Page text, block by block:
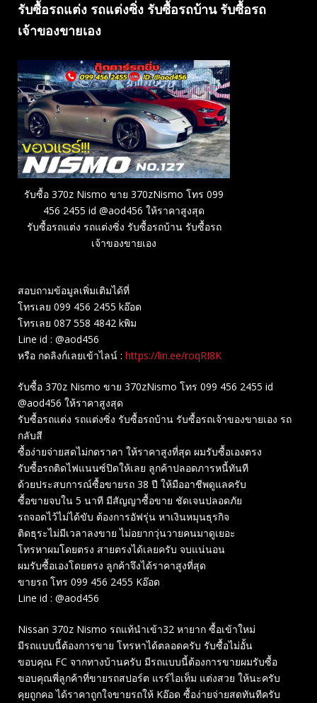
รับซื้อรถแต่ง รถแต่งซิ่ง รับซื้อรถบ้าน รับซื้อรถ
เจ้าของขายเอง
รับซื้อ 370z Nismo ขาย 370zNismo โทร 099
456 2455 id @aod456 ให้ราคาสูงสุด
รับซื้อรถแต่ง รถแต่งซิ่ง รับซื้อรถบ้าน รับซื้อรถ
เจ้าของขายเอง
สอบถามข้อมูลเพิ่มเติมได้ที่
โทรเลย 099 456 2455 kอ๊อด
โทรเลย 087 558 4842 kพิม
Line id : @aod456
หรือ กดลิงก์เลยเข้าไลน์ : https://lin.ee/roqRI8K
รับซื้อ 370z Nismo ขาย 370zNismo โทร 099 456 2455 id
@aod456 ให้ราคาสูงสุด
รับซื้อรถแต่ง รถแต่งซิ่ง รับซื้อรถบ้าน รับซื้อรถเจ้าของขายเอง รถ
กลับสี
ซื้อง่ายจ่ายสดไม่กดราคา ให้ราคาสูงที่สุด ผมรับซื้อเองตรง
รับซื้อรถติดไฟแนนซ์ปิดให้เลย ลูกค้าปลอดภารหนี้ทันที
ด้วยประสบการณ์ซื้อขายรถ 38 ปี ให้มืออาชีพดูแลครับ
ซื้อขายจบใน 5 นาที มีสัญญาซื้อขาย ชัดเจนปลอดภัย
รถจอดไว้ไม่ได้ขับ ต้องการอัฟรุ่น หาเงินหมุนธุรกิจ
ติดธุระไม่มีเวลาลงขาย ไม่อยากวุ่นวายคนมาดูเยอะ
โทรหาผมโดยตรง สายตรงได้เลยครับ จบแน่นอน
ผมรับซื้อเองโดยตรง ลูกค้าจึงได้ราคาสูงที่สุด
ขายรถ โทร 099 456 2455 Kอ๊อด
Line id : @aod456
Nissan 370z Nismo รถแท้นำเข้า32 หายาก ซื้อเข้าใหม่
มีรถแบบนี้ต้องการขาย โทรหาได้ตลอดครับ รับซื้อไม่อั้น
ขอบคุณ FC จากทางบ้านครับ มีรถแบบนี้ต้องการขายผมรับซื้อ
ขอบคุณพี่ลูกค้าที่ขายรถสปอร์ต แรร์ไอเท็ม แต่งสวย ให้นะครับ
คุยถูกคอ ได้ราคาถูกใจขายรถให้ Kอ๊อด ซื้อง่ายจ่ายสดทันทีครับ